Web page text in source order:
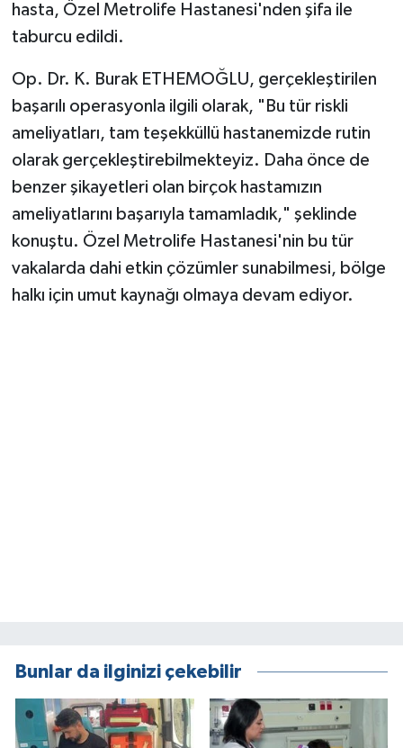
hasta, Özel Metrolife Hastanesi'nden şifa ile
taburcu edildi.
Op. Dr. K. Burak ETHEMOĞLU, gerçekleştirilen
başarılı operasyonla ilgili olarak, "Bu tür riskli
ameliyatları, tam teşekküllü hastanemizde rutin
olarak gerçekleştirebilmekteyiz. Daha önce de
benzer şikayetleri olan birçok hastamızın
ameliyatlarını başarıyla tamamladık," şeklinde
konuştu. Özel Metrolife Hastanesi'nin bu tür
vakalarda dahi etkin çözümler sunabilmesi, bölge
halkı için umut kaynağı olmaya devam ediyor.
Bunlar da ilginizi çekebilir